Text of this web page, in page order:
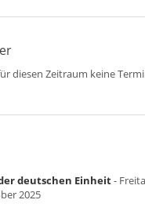
diesen Zeitraum keine
deutschen Einheit-
2025